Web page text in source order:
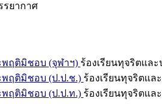
รยากาศ
พฤติมิชอบ (จุฬาฯ) ร้องเรียนทุจริตแล
พฤติมิชอบ (ป.ป.ช.) ร้องเรียนทุจริตแ
พฤติมิชอบ (ป.ป.ท.) ร้องเรียนทุจริตแ